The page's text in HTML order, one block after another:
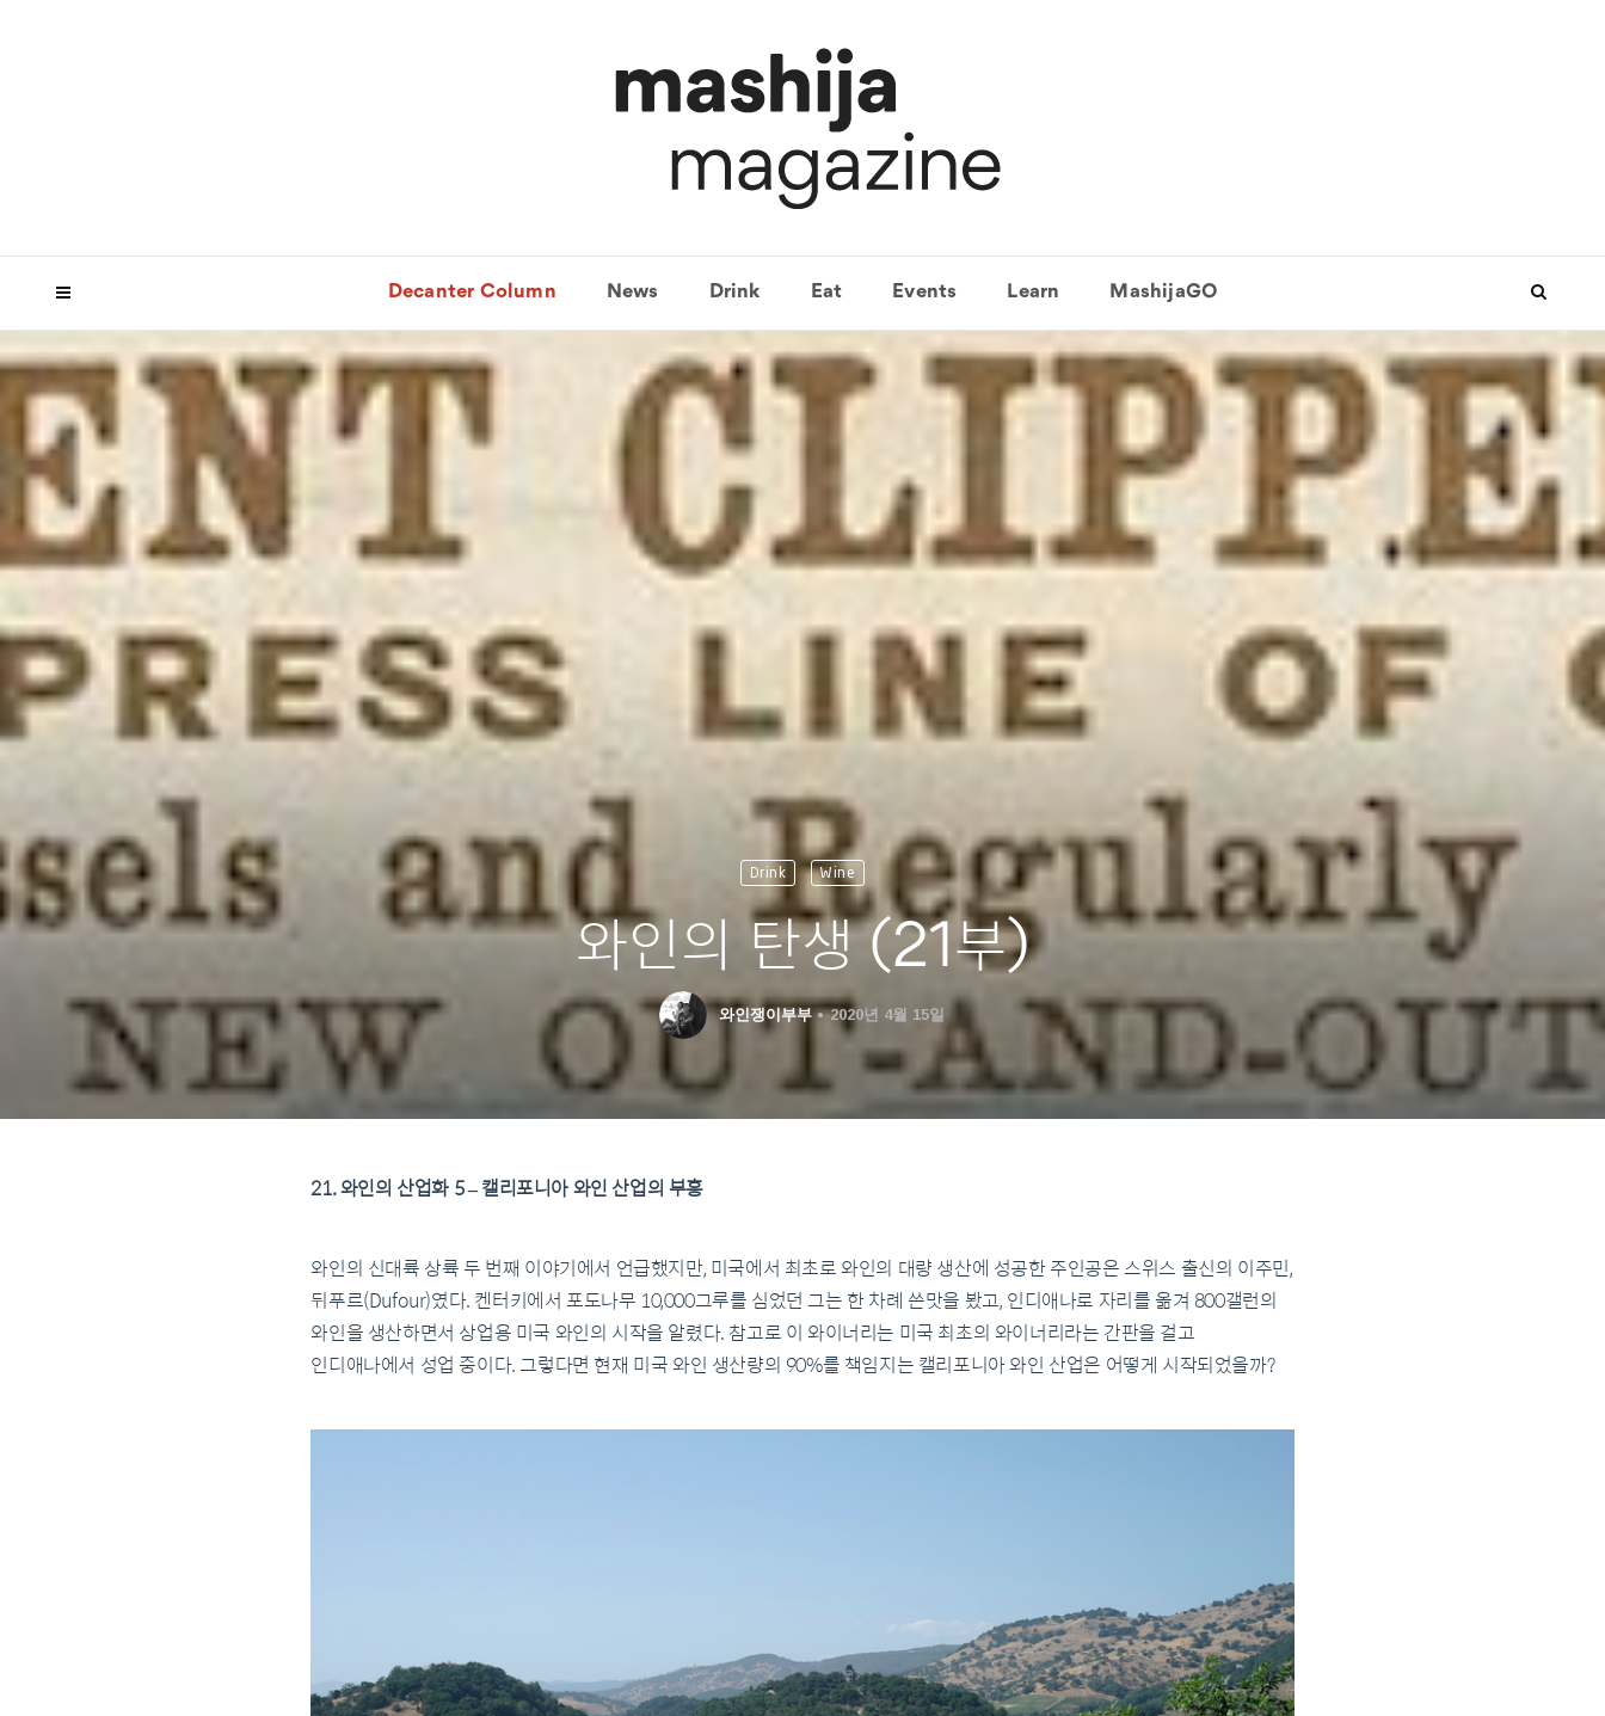
Decanter Column News Drink Eat Events Learn MashijaGO
Drink Wine
와인의 탄생 (21부)
와인쟁이부부 2020년 4월 15일
21. 와인의 산업화 5 – 캘리포니아 와인 산업의 부흥
와인의 신대륙 상륙 두 번째 이야기에서 언급했지만, 미국에서 최초로 와인의 대량 생산에 성공한 주인공은 스위스 출신의 이주민,
뒤푸르(Dufour)였다. 켄터키에서 포도나무 10,000그루를 심었던 그는 한 차례 쓴맛을 봤고, 인디애나로 자리를 옮겨 800갤런의
와인을 생산하면서 상업용 미국 와인의 시작을 알렸다. 참고로 이 와이너리는 미국 최초의 와이너리라는 간판을 걸고
인디애나에서 성업 중이다. 그렇다면 현재 미국 와인 생산량의 90%를 책임지는 캘리포니아 와인 산업은 어떻게 시작되었을까?